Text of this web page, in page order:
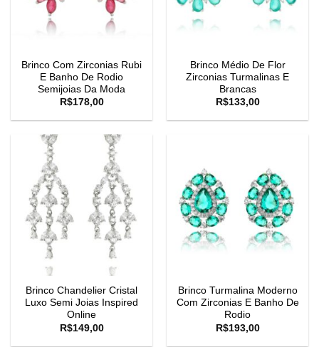
Brinco Com Zirconias Rubi
E Banho De Rodio
Semijoias Da Moda
R$178,00
Brinco Médio De Flor
Zirconias Turmalinas E
Brancas
R$133,00
Brinco Chandelier Cristal
Luxo Semi Joias Inspired
Online
R$149,00
Brinco Turmalina Moderno
Com Zirconias E Banho De
Rodio
R$193,00